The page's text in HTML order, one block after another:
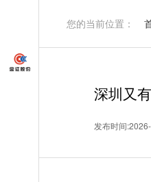
您的当前位置：
深圳又
发布时间